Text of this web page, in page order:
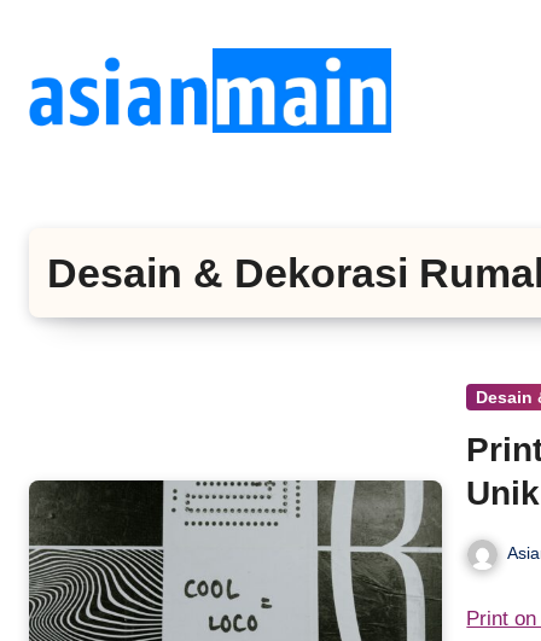
konten
Desain & Dekorasi
Desain
Print